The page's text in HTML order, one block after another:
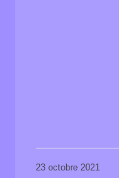
23 octobre 2021